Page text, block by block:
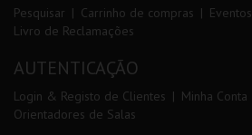
Pesquisar Carrinho de compras Eventos
Livro de Reclamações
AUTENTICAÇÃO
Login & Registo de Clientes Minha Conta
Orientadores de Salas